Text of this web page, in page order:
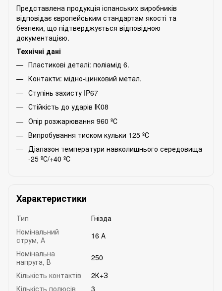
Представлена продукція іспанських виробників
відповідає європейським стандартам якості та
безпеки, що підтверджується відповідною
документацією.
Технічні дані
Пластикові деталі: поліамід 6.
Контакти: мідно-цинковий метал.
Ступінь захисту IP67
Стійкість до ударів ІК08
Опір розжарювання 960 ºС
Випробування тиском кульки 125 ºС
Діапазон температури навколишнього середовища
-25 ºС/+40 ºС
Характеристики
Тип
Гнізда
Номінальний
струм, А
16 А
Номінальна
напруга, В
250
Кількість контактів
2К+З
Кількість полюсів
3